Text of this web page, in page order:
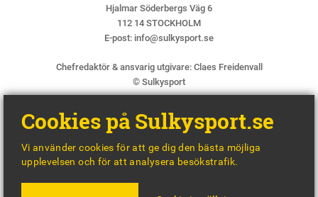
Hjalmar Söderbergs Väg 6
112 14 STOCKHOLM
E-post: info@sulkysport.se
Chefredaktör & ansvarig utgivare: Claes Freidenvall
© Sulkysport
BY
Cookies på Sulkysport.se
Vi använder cookies för att ge dig den bästa möjliga
upplevelsen och för att analysera besökstrafik.